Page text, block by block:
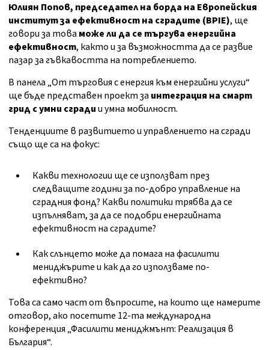
Юлиян Попов, председател на борда на Европейския
институт за ефективност на сградите (BPIE), ще
говори за товаможе ли да се търгува енергийна
ефективност, както и за възможността да се развие
пазар за гъвкавостта на потреблението.
В панела „От търговия с енергия към енергийни услуги“
ще бъде представен проект заинтеграция на смарт
грид с умни сградии умна мобилност.
Тенденциите в развитието и управлението на сгради
също ще са на фокус:
Какви технологии ще се използват през
следващите години за по-добро управление на
сградния фонд? Какви политики трябва да се
изпълняват, за да се подобри енергийната
ефективност на сградите?
Как слънцето може да помага на фасилити
мениджърите и как да го използваме по-
ефективно?
Това са само част от въпросите, на които ще намерите
отговор, ако посетите 12-та международна
конференция „Фасилити мениджмънт: Реализация в
България“.